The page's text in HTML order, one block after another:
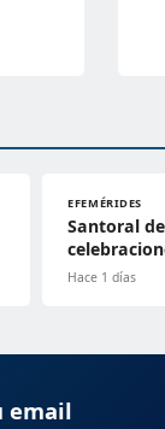
EFEMÉRIDES
Santoral
Hace 1 días
email